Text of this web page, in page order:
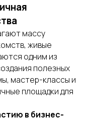
массу
живые
одним из
полезных
мастер-классы и
площадки для
в бизнес-